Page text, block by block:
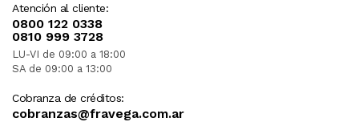
Atención al cliente:
0800 122 0338
0810 999 3728
LU-VI de 09:00 a 18:00
SA de 09:00 a 13:00
Cobranza de créditos:
cobranzas@fravega.com.ar